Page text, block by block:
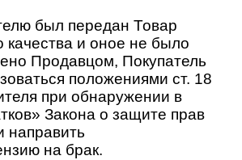
был передан Товар
и оное не было
Продавцом, Покупатель
положениями ст. 18
при обнаружении в
Закона о защите прав
направить
на брак.